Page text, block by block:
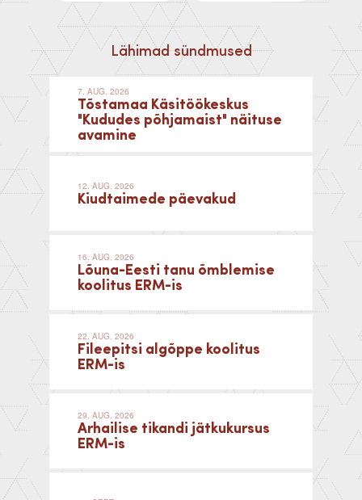
Lähimad sündmused
7. AUG. 2026
Tõstamaa Käsitöökeskus
"Kududes põhjamaist" näituse
avamine
12. AUG. 2026
Kiudtaimede päevakud
16. AUG. 2026
Lõuna-Eesti tanu õmblemise
koolitus ERM-is
22. AUG. 2026
Fileepitsi algõppe koolitus
ERM-is
29. AUG. 2026
Arhailise tikandi jätkukursus
ERM-is